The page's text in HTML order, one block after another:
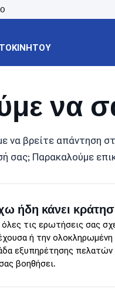
να
να βρείτε απάντηση
σας; Παρακαλούμε
ήδη κάνει
όλες τις ερωτήσεις σας
ή την ολοκληρωμένη
εξυπηρέτησης πελατών
βοηθήσει.